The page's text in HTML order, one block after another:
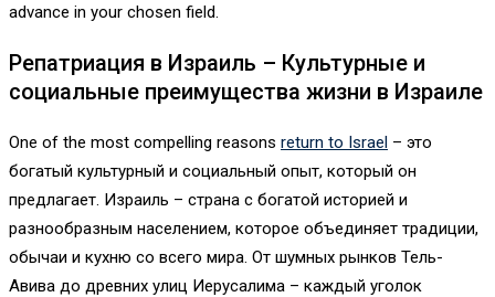
advance in your chosen field.
Репатриация в Израиль – Культурные и
социальные преимущества жизни в Израиле
One of the most compelling reasons return to Israel – это
богатый культурный и социальный опыт, который он
предлагает. Израиль – страна с богатой историей и
разнообразным населением, которое объединяет традиции,
обычаи и кухню со всего мира. От шумных рынков Тель-
Авива до древних улиц Иерусалима – каждый уголок